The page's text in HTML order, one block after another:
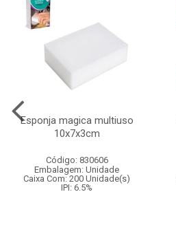
Esponja magica multiuso
10x7x3cm
Código: 830606
Embalagem: Unidade
Caixa Com: 200 Unidade(s)
IPI: 6.5%